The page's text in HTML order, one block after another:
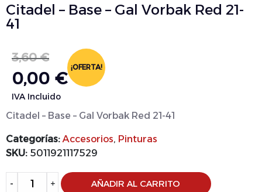
Citadel – Base – Gal Vorbak Red 21-
41
3,60€
0,00 €
IVA Incluido
¡OFERTA!
Citadel – Base – Gal Vorbak Red 21-41
Categorías: Accesorios, Pinturas
SKU: 5011921117529
- + AÑADIR AL CARRITO
Alternative: